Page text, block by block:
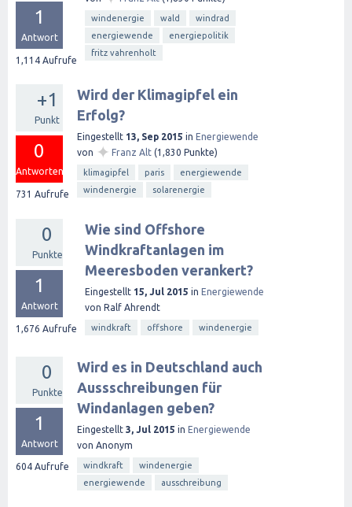
1
Antwort
1,114 Aufrufe
windenergie wald
windrad
energiewende
energiepolitik
fritz vahrenholt
+1
Punkt
0
Antworten
731 Aufrufe
Wird der Klimagipfel ein
Erfolg?
Eingestellt 13, Sep 2015 in Energiewende
von ✦ Franz Alt (1,830 Punkte)
klimagipfel paris
energiewende
windenergie
solarenergie
0
Punkte
1
Antwort
1,676 Aufrufe
Wie sind Offshore
Windkraftanlagen im
Meeresboden verankert?
Eingestellt 15, Jul 2015 in Energiewende
von Ralf Ahrendt
windkraft offshore windenergie
0
Punkte
1
Antwort
604 Aufrufe
Wird es in Deutschland auch
Aussschreibungen für
Windanlagen geben?
Eingestellt 3, Jul 2015 in Energiewende
von Anonym
windkraft
windenergie
energiewende
ausschreibung